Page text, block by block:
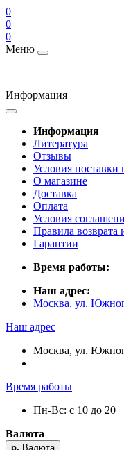
0
0
0
Меню
Информация
Информация
Литература
Отзывы
Условия поставки
О магазине
Доставка
Оплата
Условия
Правила возврата
Гарантии
Время работы:
Наш адрес:
Москва, ул.
Наш адрес
Москва, ул.
Время работы
Пн-Вс: с 10 до 20
Валюта
р. Валюта